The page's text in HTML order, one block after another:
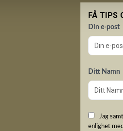
FÅ TIPS
Din e-post
Ditt Namn
Jag
enlighet